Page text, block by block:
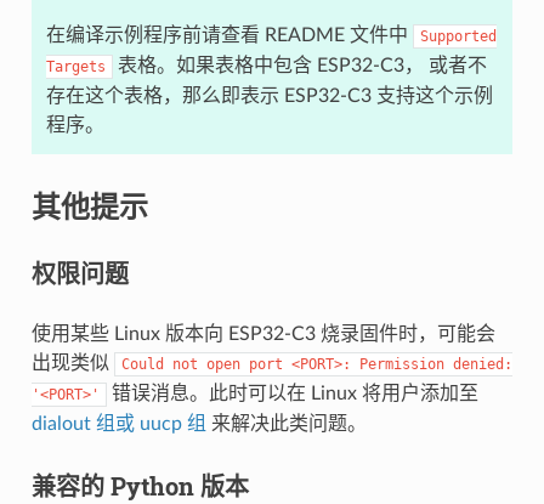
在编译示例程序前请查看 README 文件中
Supported
Targets
表格。如果表格中包含 ESP32-C3， 或者不
存在这个表格，那么即表示 ESP32-C3 支持这个示例
程序。
其他提示
权限问题
使用某些 Linux 版本向 ESP32-C3 烧录固件时，可能会
出现类似
Could not open port <PORT>: Permission denied:
'<PORT>'
错误消息。此时可以在 Linux 将用户添加至
dialout 组或 uucp 组 来解决此类问题。
兼容的 Python 版本